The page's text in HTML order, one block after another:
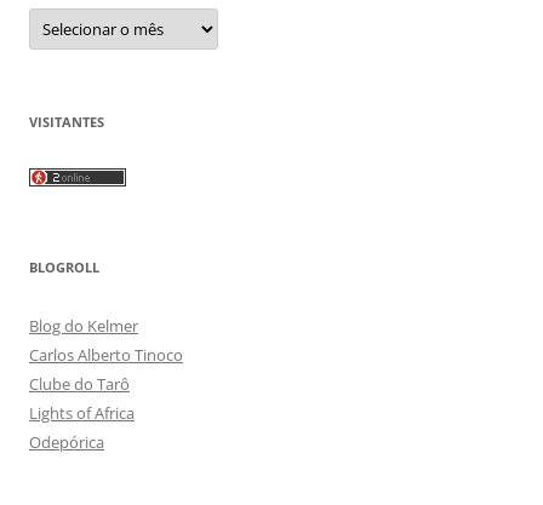
Arquivos
VISITANTES
BLOGROLL
Blog do Kelmer
Carlos Alberto Tinoco
Clube do Tarô
Lights of Africa
Odepórica